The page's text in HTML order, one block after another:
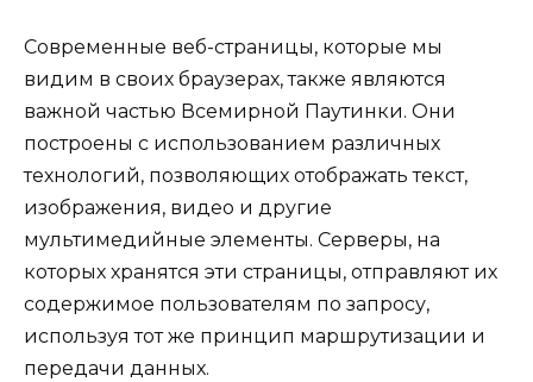
Современные веб-страницы, которые мы
видим в своих браузерах, также являются
важной частью Всемирной Паутинки. Они
построены с использованием различных
технологий, позволяющих отображать текст,
изображения, видео и другие
мультимедийные элементы. Серверы, на
которых хранятся эти страницы, отправляют их
содержимое пользователям по запросу,
используя тот же принцип маршрутизации и
передачи данных.